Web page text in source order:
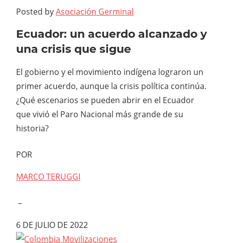
Posted byAsociación Germinal
Ecuador: un acuerdo alcanzado y
una crisis que sigue
El gobierno y el movimiento indígena lograron un
primer acuerdo, aunque la crisis política continúa.
¿Qué escenarios se pueden abrir en el Ecuador
que vivió el Paro Nacional más grande de su
historia?
POR
MARCO TERUGGI
–
6 DE JULIO DE 2022